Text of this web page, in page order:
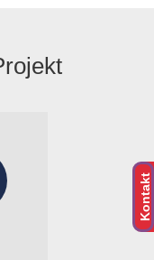
Kontakt